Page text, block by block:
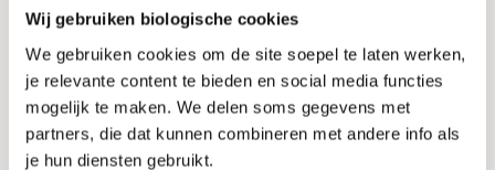
Wij gebruiken biologische cookies
We gebruiken cookies om de site soepel te laten werken,
je relevante content te bieden en social media functies
mogelijk te maken. We delen soms gegevens met
partners, die dat kunnen combineren met andere info als
je hun diensten gebruikt.
TOEVOEGEN